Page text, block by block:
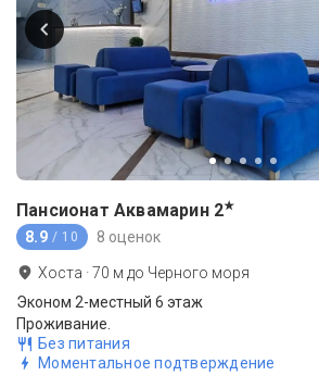
Пансионат Аквамарин 2★
8.9 / 10 8 оценок
Хоста ·70 м до Черного моря
Эконом 2-местный 6 этаж
Проживание.
Без питания
Моментальное подтверждение